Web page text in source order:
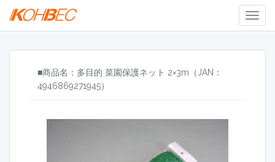
■商品名：多目的 菜園保護ネット 2×3m（JAN：
4946869271945）